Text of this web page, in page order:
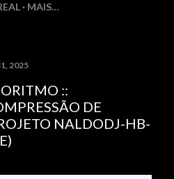
MAIS…
2025
::
DE
NALDODJ-HB-